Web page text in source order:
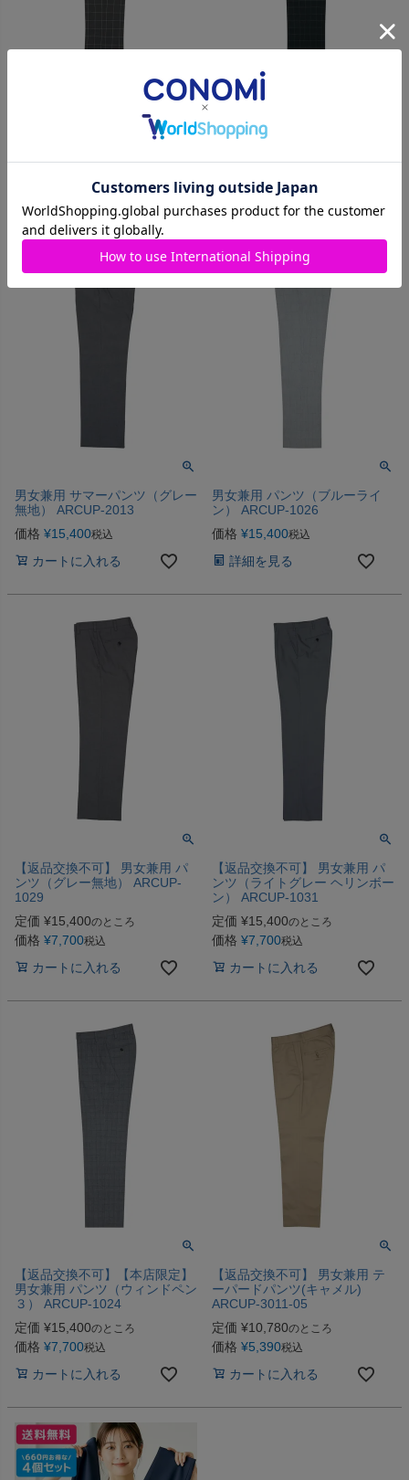
グレーウィンドペン） ARCUP-
価格 ¥15,400税込
カートに入れる
ドツース） ARCUP-2012
男女兼用 サマーパンツ（グレー
無地） ARCUP-2013
価格 ¥15,400税込
カートに入れる
男女兼用 パンツ（ブルーライ
ン） ARCUP-1026
価格 ¥15,400税込
詳細を見る
【返品交換不可】 男女兼用 パ
ンツ（グレー無地） ARCUP-
1029
定価 ¥15,400のところ
価格 ¥7,700税込
カートに入れる
【返品交換不可】 男女兼用 パ
ンツ（ライトグレー ヘリンボー
ン） ARCUP-1031
定価 ¥15,400のところ
価格 ¥7,700税込
カートに入れる
【返品交換不可】【本店限定】
男女兼用 パンツ（ウィンドペン
３） ARCUP-1024
定価 ¥15,400のところ
価格 ¥7,700税込
カートに入れる
【返品交換不可】 男女兼用 テ
ーパードパンツ(キャメル)
ARCUP-3011-05
定価 ¥10,780のところ
価格 ¥5,390税込
カートに入れる